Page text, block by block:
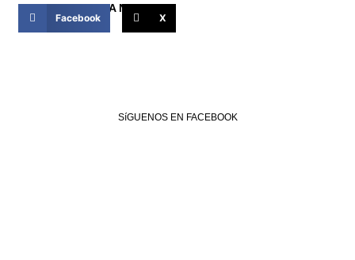
COMPARTIR ESTA NOTICIA
Facebook X
SíGUENOS EN FACEBOOK